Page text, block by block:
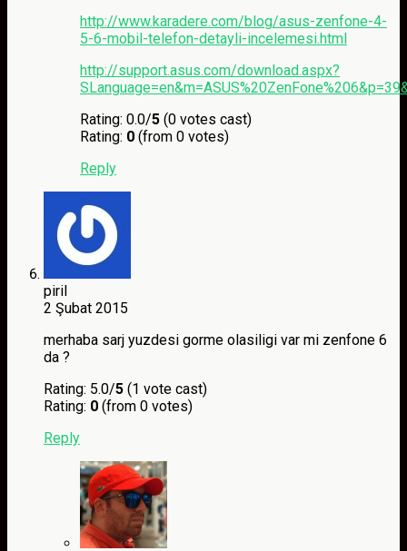
http://www.karadere.com/blog/asus-zenfone-4-
5-6-mobil-telefon-detayli-incelemesi.html
http://support.asus.com/download.aspx?
Rating: 0.0/5 (0 votes cast)
Rating: 0 (from 0 votes)
Reply
piril
2 Şubat 2015
merhaba sarj yuzdesi gorme olasiligi var mi zenfone 6
da ?
Rating: 5.0/5 (1 vote cast)
Rating: 0 (from 0 votes)
Reply